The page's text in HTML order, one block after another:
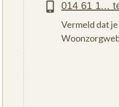
Vermeld dat